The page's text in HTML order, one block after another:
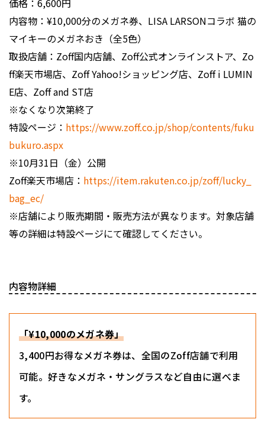
価格：6,600円
内容物：¥10,000分のメガネ券、LISA LARSONコラボ 猫の
マイキーのメガネおき（全5色）
取扱店舗：Zoff国内店舗、Zoff公式オンラインストア、Zo
ff楽天市場店、Zoff Yahoo!ショッピング店、Zoff i LUMIN
E店、Zoff and ST店
※なくなり次第終了
特設ページ： https://www.zoff.co.jp/shop/contents/fuku
bukuro.aspx
※10月31日（金）公開
Zoff楽天市場店： https://item.rakuten.co.jp/zoff/lucky_
bag_ec/
※店舗により販売期間・販売方法が異なります。対象店舗
等の詳細は特設ページにて確認してください。
内容物詳細
「¥10,000のメガネ券」
3,400円お得なメガネ券は、全国のZoff店舗で利用
可能。好きなメガネ・サングラスなど自由に選べま
す。